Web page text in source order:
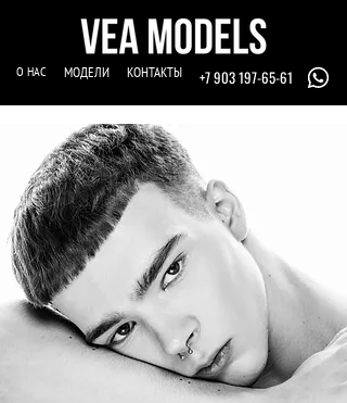
О НАС МОДЕЛИ КОНТАКТЫ +7 903 197-65-61